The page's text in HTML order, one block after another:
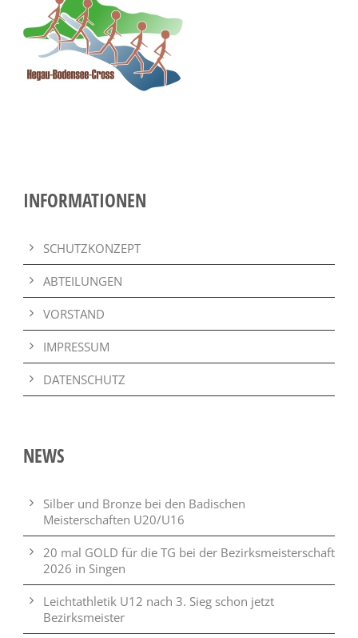
INFORMATIONEN
SCHUTZKONZEPT
ABTEILUNGEN
VORSTAND
IMPRESSUM
DATENSCHUTZ
NEWS
Silber und Bronze bei den Badischen
Meisterschaften U20/U16
20 mal GOLD für die TG bei der Bezirksmeisterschaft
2026 in Singen
Leichtathletik U12 nach 3. Sieg schon jetzt
Bezirksmeister